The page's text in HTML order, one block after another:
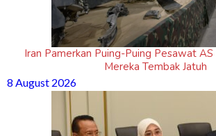
Iran Pamerkan Puing-Puing Pesawat
Mereka Tembak Jatuh
8 August 2026